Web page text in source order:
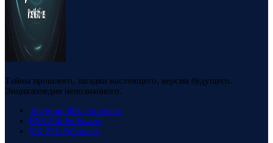
Тайны прошлого, загадки настоящего, версии будущего.
Энциклопедия непознанного.
Telegram 88k Followers
RSS 23k Followers
VK 23k Followers